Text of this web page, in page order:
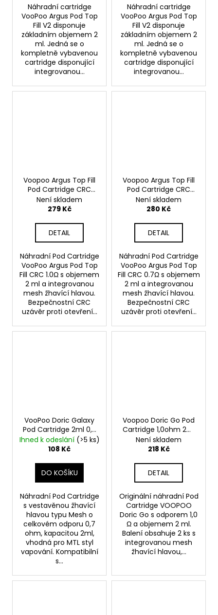
Náhradní cartridge
VooPoo Argus Pod Top
Fill V2 disponuje
základním objemem 2
ml. Jedná se o
kompletně vybavenou
cartridge disponující
integrovanou...
Náhradní cartridge
VooPoo Argus Pod Top
Fill V2 disponuje
základním objemem 2
ml. Jedná se o
kompletně vybavenou
cartridge disponující
integrovanou...
Voopoo Argus Top Fill
Pod Cartridge CRC
1,0ohm 2ml 3ks
Není skladem
279 Kč
DETAIL
Náhradní Pod Cartridge
VooPoo Argus Pod Top
Fill CRC 1.0Ω s objemem
2 ml a integrovanou
mesh žhavící hlavou.
Bezpečnostní CRC
uzávěr proti otevření...
Voopoo Argus Top Fill
Pod Cartridge CRC
0,7ohm 2ml 3ks
Není skladem
280 Kč
DETAIL
Náhradní Pod Cartridge
VooPoo Argus Pod Top
Fill CRC 0.7Ω s objemem
2 ml a integrovanou
mesh žhavící hlavou.
Bezpečnostní CRC
uzávěr proti otevření...
VooPoo Doric Galaxy
Pod Cartridge 2ml 0,7
ohm 2ks
Ihned k odeslání (>5 ks)
108 Kč
DO KOŠÍKU
Náhradní Pod Cartridge
s vestavěnou žhavící
hlavou typu Mesh o
celkovém odporu 0,7
ohm, kapacitou 2ml,
vhodná pro MTL styl
vapování. Kompatibilní
s...
Voopoo Doric Go Pod
Cartridge 1,0ohm 2ml
2ks
Není skladem
218 Kč
DETAIL
Originální náhradní Pod
Cartridge VOOPOO
Doric Go s odporem 1,0
Ω a objemem 2 ml.
Balení obsahuje 2 ks s
integrovanou mesh
žhavící hlavou,...